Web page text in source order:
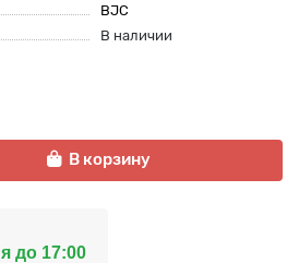
BJC
В наличии
В корзину
до 17:00